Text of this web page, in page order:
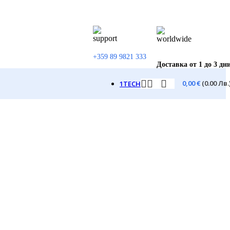
+359 89 9821 333
Доставка от 1 до 3
1TECH 0,00€ (0.00